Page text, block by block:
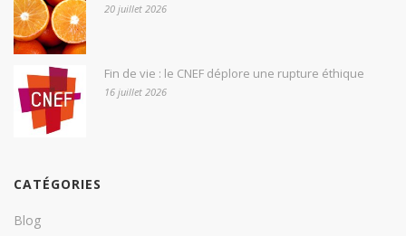
20 juillet 2026
Fin de vie : le CNEF déplore une rupture éthique
16 juillet 2026
CATÉGORIES
Blog